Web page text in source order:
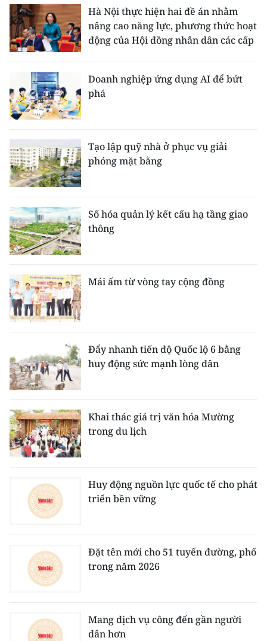
Hà Nội thực hiện hai đề án nhằm
nâng cao năng lực, phương thức hoạt
động của Hội đồng nhân dân các cấp
Doanh nghiệp ứng dụng AI để bứt
phá
Tạo lập quỹ nhà ở phục vụ giải
phóng mặt bằng
Số hóa quản lý kết cấu hạ tầng giao
thông
Mái ấm từ vòng tay cộng đồng
Đẩy nhanh tiến độ Quốc lộ 6 bằng
huy động sức mạnh lòng dân
Khai thác giá trị văn hóa Mường
trong du lịch
Huy động nguồn lực quốc tế cho phát
triển bền vững
Đặt tên mới cho 51 tuyến đường, phố
trong năm 2026
Mang dịch vụ công đến gần người
dân hơn